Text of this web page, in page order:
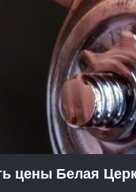
цены Белая